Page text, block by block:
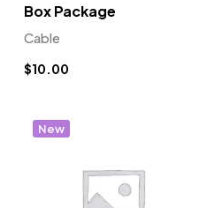
Box Package
Cable
$10.00
New